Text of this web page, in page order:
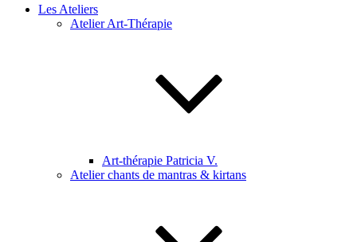
Les Ateliers
Atelier Art-Thérapie
Art-thérapie Patricia V.
Atelier chants de mantras & kirtans